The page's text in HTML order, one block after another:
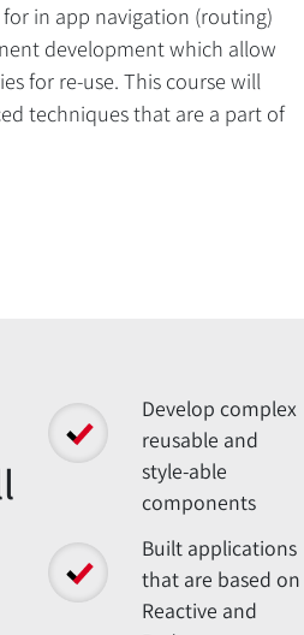
in app navigation (routing)
development which allow
for re-use. This course will
techniques that are a part of